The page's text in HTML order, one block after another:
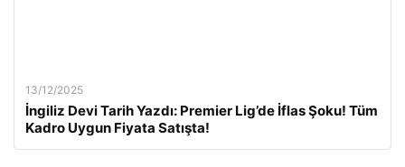
13/12/2025
İngiliz Devi Tarih Yazdı: Premier Lig’de İflas Şoku! Tüm
Kadro Uygun Fiyata Satışta!